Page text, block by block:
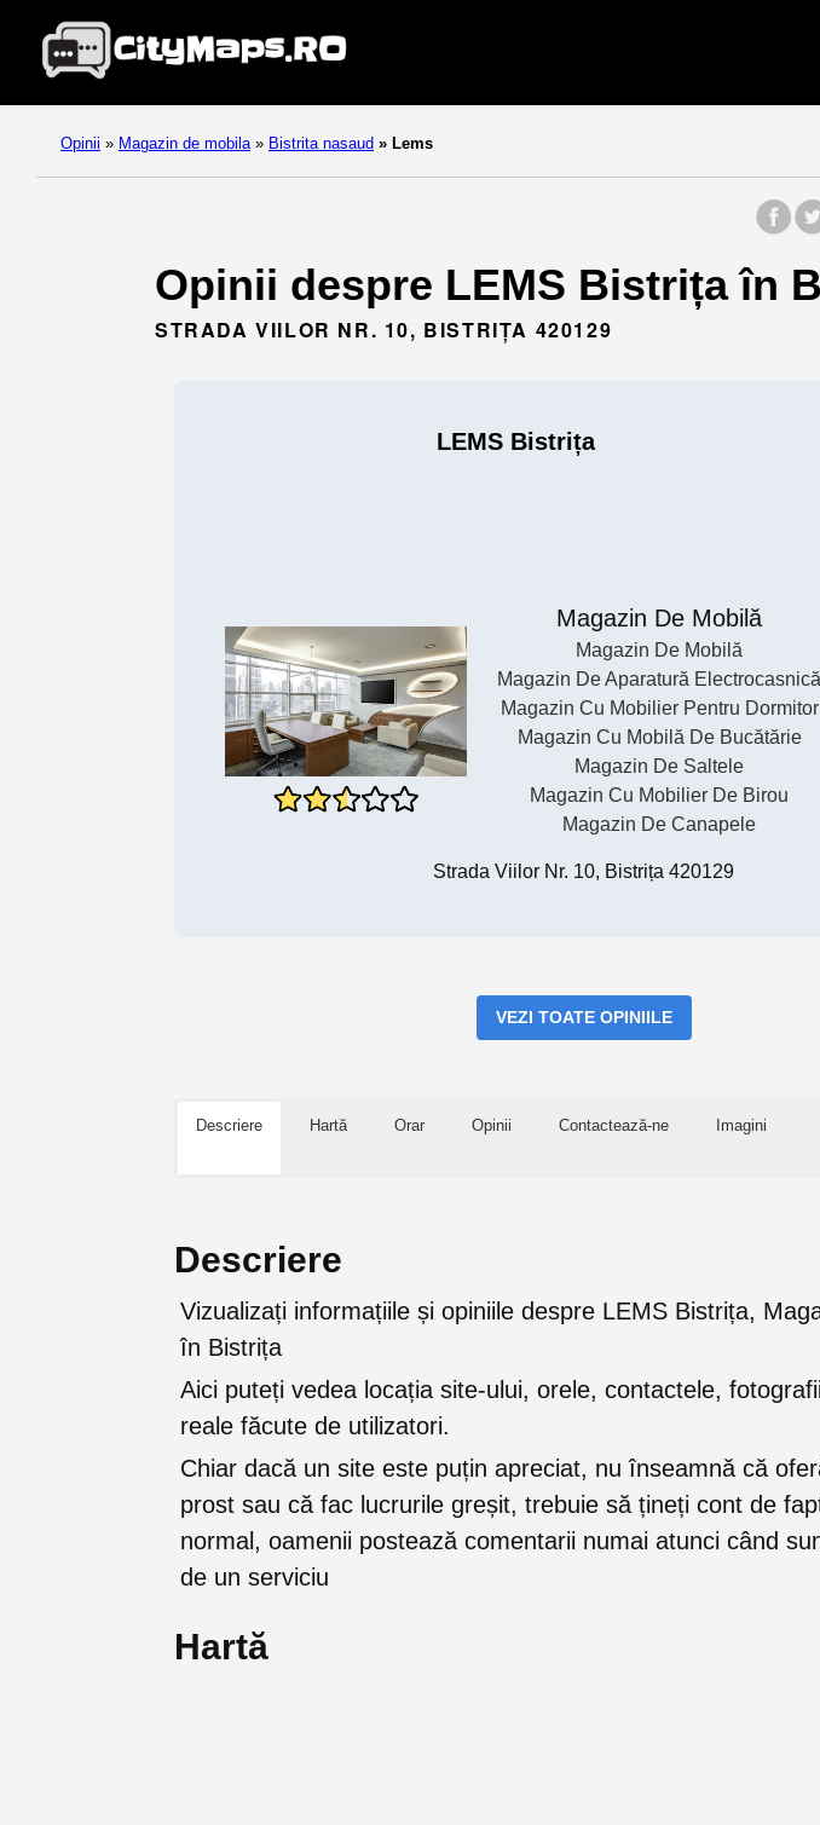
Opinii » Magazin de mobila » Bistrita nasaud » Lems
Opinii despre LEMS Bistrița în
STRADA VIILOR NR. 10, BISTRIȚA 420129
LEMS Bistrița
Magazin De Mobilă
Magazin De Mobilă
Magazin De Aparatură Electrocasnică
Magazin Cu Mobilier Pentru Dormitor
Magazin Cu Mobilă De Bucătărie
Magazin De Saltele
Magazin Cu Mobilier De Birou
Magazin De Canapele
Strada Viilor Nr. 10, Bistrița 420129
VEZI TOATE OPINIILE
Descriere Hartă Orar Opinii Contactează-ne Imagini
Descriere
Vizualizați informațiile și opiniile despre LEMS Bistrița,
în Bistrița
Aici puteți vedea locația site-ului, orele, contactele,
reale făcute de utilizatori.
Chiar dacă un site este puțin apreciat, nu înseamnă că
prost sau că fac lucrurile greșit, trebuie să țineți cont de
normal, oamenii postează comentarii numai atunci când
de un serviciu
Hartă